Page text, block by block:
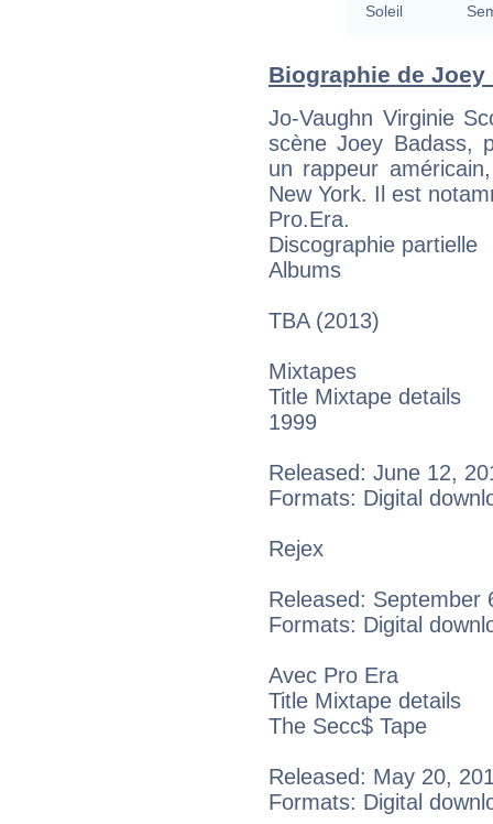
Soleil
Biographie de
Jo-Vaughn Virginie
scène Joey Badass,
un rappeur
New York. Il est
Pro.Era.
Discographie partielle
Albums
TBA (2013)
Mixtapes
Title Mixtape details
1999
Released: June 12,
Formats: Digital
Rejex
Released: September
Formats: Digital
Avec Pro Era
Title Mixtape details
The Secc$ Tape
Released: May 20,
Formats: Digital